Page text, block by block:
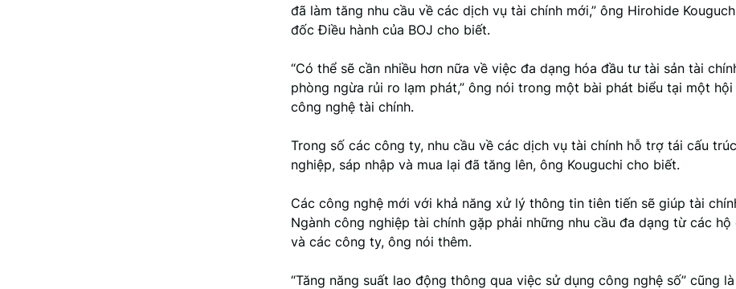
đã làm tăng nhu cầu về các dịch vụ tài chính mới,” ông Hirohide
đốc Điều hành của BOJ cho biết.
“Có thể sẽ cần nhiều hơn nữa về việc đa dạng hóa đầu tư tài sản tài
phòng ngừa rủi ro lạm phát,” ông nói trong một bài phát biểu tại một
công nghệ tài chính.
Trong số các công ty, nhu cầu về các dịch vụ tài chính hỗ trợ tái cấu
nghiệp, sáp nhập và mua lại đã tăng lên, ông Kouguchi cho biết.
Các công nghệ mới với khả năng xử lý thông tin tiên tiến sẽ giúp tài
Ngành công nghiệp tài chính gặp phải những nhu cầu đa dạng từ các hộ
và các công ty, ông nói thêm.
“Tăng năng suất lao động thông qua việc sử dụng công nghệ số” cũng